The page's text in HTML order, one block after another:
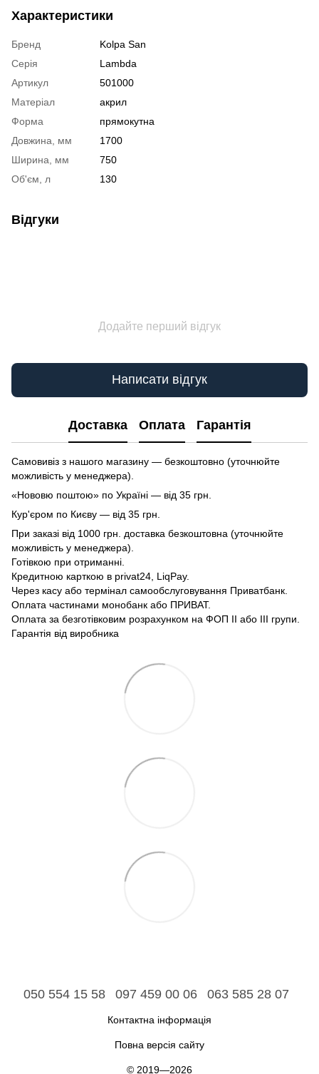
Характеристики
Бренд
Kolpa San
Серія
Lambda
Артикул
501000
Матеріал
акрил
Форма
прямокутна
Довжина, мм
1700
Ширина, мм
750
Об'єм, л
130
Відгуки
Додайте перший відгук
Написати відгук
Доставка Оплата Гарантія
Самовивіз з нашого магазину — безкоштовно (уточнюйте
можливість у менеджера).
«Нововю поштою» по Україні — від 35 грн.
Кур'єром по Києву — від 35 грн.
При заказі від 1000 грн. доставка безкоштовна (уточнюйте
можливість у менеджера).
Готівкою при отриманні.
Кредитною карткою в privat24, LiqPay.
Через касу або термінал самообслуговування Приватбанк.
Оплата частинами монобанк або ПРИВАТ.
Оплата за безготівковим розрахунком на ФОП II або III групи.
Гарантія від виробника
050 554 15 58 097 459 00 06 063 585 28 07
Контактна інформація
Повна версія сайту
© 2019—2026